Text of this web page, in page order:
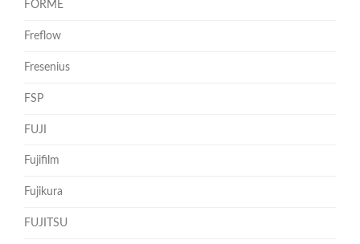
FORME
Freflow
Fresenius
FSP
FUJI
Fujifilm
Fujikura
FUJITSU